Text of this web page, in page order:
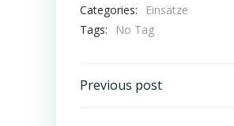
Categories:
Einsätze
Tags:
No Tag
Post
Previous post